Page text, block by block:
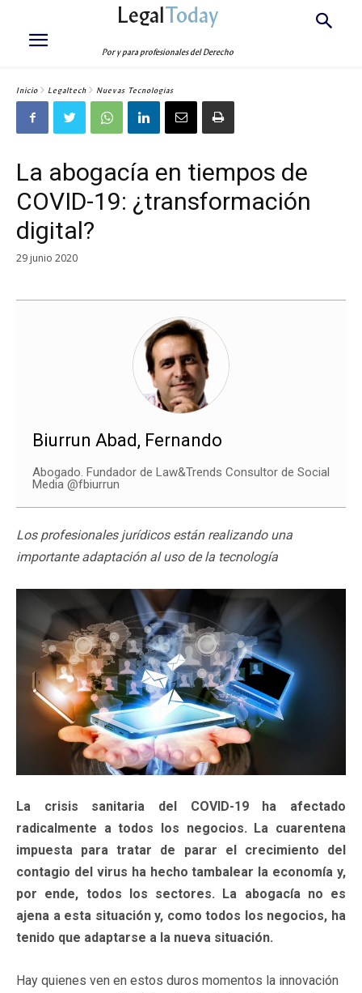
LegalToday
Por y para profesionales del Derecho
Inicio Legaltech Nuevas Tecnologías
La abogacía en tiempos de
COVID-19: ¿transformación
digital?
29 junio 2020
Biurrun Abad, Fernando
Abogado. Fundador de Law&Trends Consultor de Social
Media @fbiurrun
Los profesionales jurídicos están realizando una
importante adaptación al uso de la tecnología
La crisis sanitaria del COVID-19 ha afectado
radicalmente a todos los negocios. La cuarentena
impuesta para tratar de parar el crecimiento del
contagio del virus ha hecho tambalear la economía y,
por ende, todos los sectores. La abogacía no es
ajena a esta situación y, como todos los negocios, ha
tenido que adaptarse a la nueva situación.
Hay quienes ven en estos duros momentos la innovación